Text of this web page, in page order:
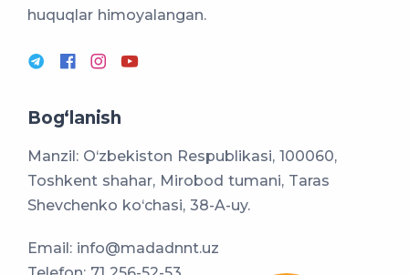
huquqlar himoyalangan.
Bog‘lanish
Manzil: O‘zbekiston Respublikasi, 100060,
Toshkent shahar, Mirobod tumani, Taras
Shevchenko ko‘chasi, 38-A-uy.
Email: info@madadnnt.uz